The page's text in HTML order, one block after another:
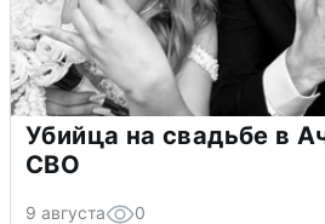
Убийца на свадьбе в
СВО
9 августа 0